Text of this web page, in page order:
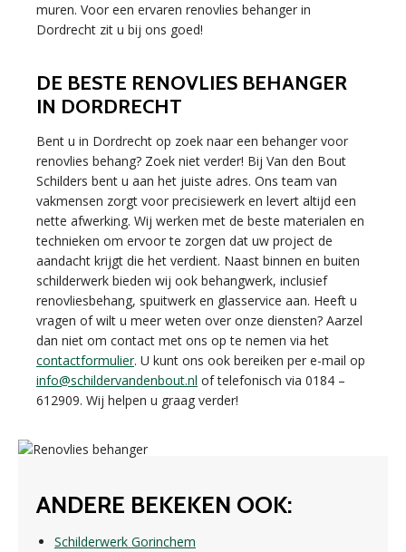
muren. Voor een ervaren renovlies behanger in
Dordrecht zit u bij ons goed!
DE BESTE RENOVLIES BEHANGER
IN DORDRECHT
Bent u in Dordrecht op zoek naar een behanger voor
renovlies behang? Zoek niet verder! Bij Van den Bout
Schilders bent u aan het juiste adres. Ons team van
vakmensen zorgt voor precisiewerk en levert altijd een
nette afwerking. Wij werken met de beste materialen en
technieken om ervoor te zorgen dat uw project de
aandacht krijgt die het verdient. Naast binnen en buiten
schilderwerk bieden wij ook behangwerk, inclusief
renovliesbehang, spuitwerk en glasservice aan. Heeft u
vragen of wilt u meer weten over onze diensten? Aarzel
dan niet om contact met ons op te nemen via het
contactformulier. U kunt ons ook bereiken per e-mail op
info@schildervandenbout.nl of telefonisch via 0184 –
612909. Wij helpen u graag verder!
ANDERE BEKEKEN OOK:
Schilderwerk Gorinchem